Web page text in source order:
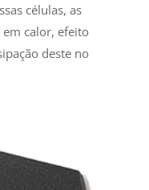
células, as
calor, efeito
deste no